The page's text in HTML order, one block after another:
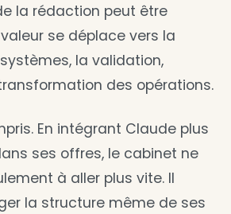
la rédaction peut être
se déplace vers la
la validation,
des opérations.
En intégrant Claude plus
ses offres, le cabinet ne
à aller plus vite. Il
la structure même de ses